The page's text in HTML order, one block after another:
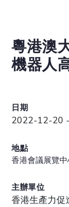
粵港澳
機器人
日期
2022-12-20
地點
香港會議展覽
主辦單位
香港生產力促